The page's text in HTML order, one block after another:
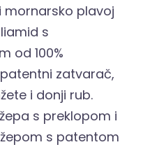
mornarsko plavoj
s
od 100%
zatvarač,
i donji rub.
s preklopom i
s patentom